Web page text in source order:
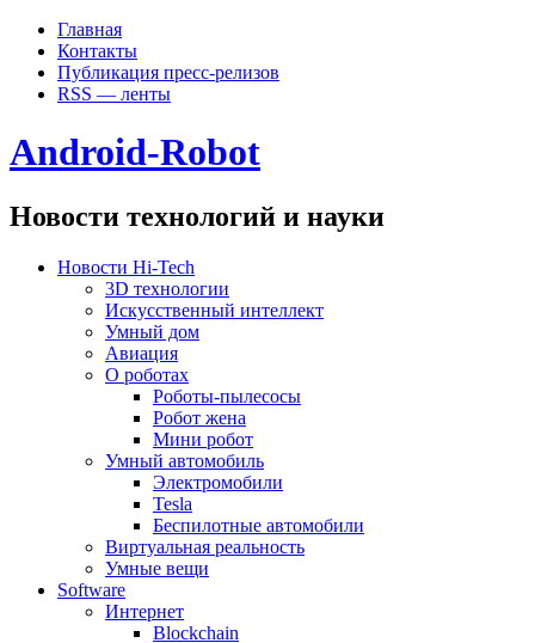
Главная
Контакты
Публикация пресс-релизов
RSS — ленты
Android-Robot
Новости технологий и науки
Новости Hi-Tech
3D технологии
Искусственный интеллект
Умный дом
Авиация
О роботах
Роботы-пылесосы
Робот жена
Мини робот
Умный автомобиль
Электромобили
Tesla
Беспилотные автомобили
Виртуальная реальность
Умные вещи
Software
Интернет
Blockchain